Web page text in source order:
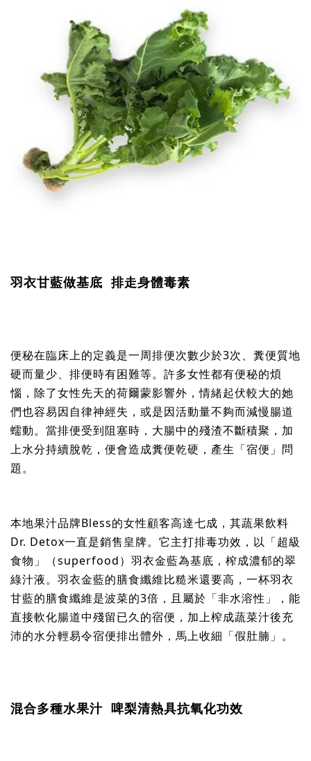
羽衣甘藍做基底 排走身體毒素
便秘在臨床上的定義是一周排便次數少於3次、糞便質地
硬而量少、排便時有困難等。許多女性都有便秘的煩
惱，除了女性先天的荷爾蒙影響外，情緒起伏較大的她
們也容易因自律神經失，或是因活動量不夠而減慢腸道
蠕動。當排便受到阻塞時，大腸中的殘渣不斷積聚，加
上水分持續脫乾，便會造成糞便乾硬，產生「宿便」問
題。
本地果汁品牌Bless的女性顧客高達七成，其蔬果飲料
Dr. Detox一直是銷售皇牌。它主打排毒功效，以「超級
食物」（superfood）羽衣金藍為基底，榨成濃郁的翠
綠汁液。羽衣金藍的膳食纖維比糙米還要高，一杯羽衣
甘藍的膳食纖維是波菜的3倍，且屬於「非水溶性」，能
直接軟化腸道中殘留已久的宿便，加上榨成蔬菜汁後充
沛的水分輕易令宿便排出體外，馬上收細「假肚腩」。
混合多種水果汁 啤梨清熱具抗氧化功效